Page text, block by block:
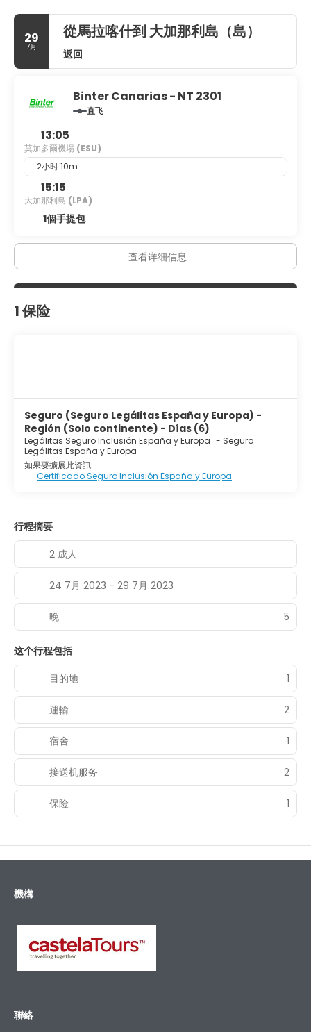
which features a bar/lounge, or stay in and take
advantage of the 24-hour room service. A
complimentary continental breakfast is served daily from
6:00 AM to 10:00 AM.
a 24-hour front desk, and multilingual staff. A roundtrip
airport shuttle is provided for a surcharge (available 24
29
7月
從馬拉喀什到 大加那利島（島）
返回
Binter Canarias - NT 2301
直飞
13:05
莫加多爾機場 (ESU)
2小时 10m
15:15
大加那利島 (LPA)
1個手提包
查看详细信息
1 保险
Seguro (Seguro Legálitas España y Europa) -
Región (Solo continente) - Días (6)
Legálitas Seguro Inclusión España y Europa - Seguro
Legálitas España y Europa
如果要擴展此資訊:
Certificado Seguro Inclusión España y Europa
行程摘要
2 成人
24 7月 2023 - 29 7月 2023
晚 5
这个行程包括
目的地
1
運輸 2
宿舍 1
接送机服务 2
保险 1
機構
聯絡